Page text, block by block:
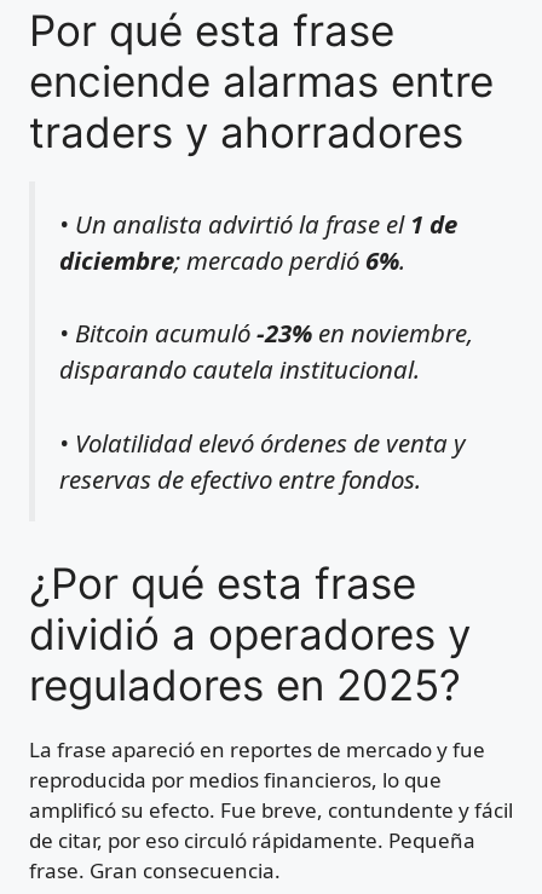
Por qué esta frase
enciende alarmas entre
traders y ahorradores
• Un analista advirtió la frase el 1 de
diciembre; mercado perdió6%.
• Bitcoin acumuló-23% en noviembre,
disparando cautela institucional.
• Volatilidad elevó órdenes de venta y
reservas de efectivo entre fondos.
¿Por qué esta frase
dividió a operadores y
reguladores en 2025?
La frase apareció en reportes de mercado y fue
reproducida por medios financieros, lo que
amplificó su efecto. Fue breve, contundente y fácil
de citar, por eso circuló rápidamente. Pequeña
frase. Gran consecuencia.